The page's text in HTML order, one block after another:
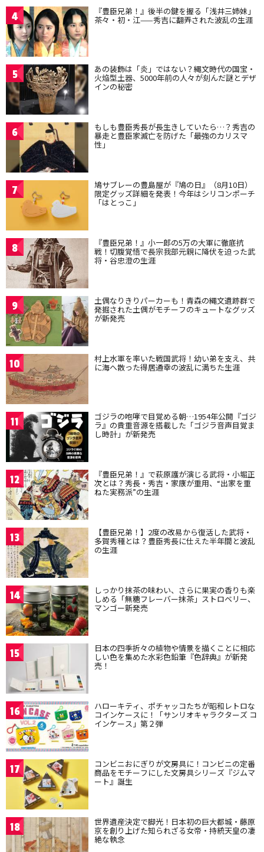
4 『豊臣兄弟！』後半の鍵を握る「浅井三姉妹」
茶々・初・江——秀吉に翻弄された波乱の生涯
5 あの装飾は「炎」ではない？縄文時代の国宝・
火焔型土器、5000年前の人々が刻んだ謎とデザ
インの秘密
6 もしも豊臣秀長が長生きしていたら…？秀吉の
暴走と豊臣家滅亡を防げた「最強のカリスマ
性」
7 鳩サブレーの豊島屋が『鳩の日』（8月10日）
限定グッズ詳細を発表！今年はシリコンポーチ
「はとっこ」
8 『豊臣兄弟！』小一郎の5万の大軍に徹底抗
戦！切腹覚悟で長宗我部元親に降伏を迫った武
将・谷忠澄の生涯
9 土偶なりきりパーカーも！青森の縄文遺跡群で
発掘された土偶がモチーフのキュートなグッズ
が新発売
10 村上水軍を率いた戦国武将！幼い弟を支え、共
に海へ散った得居通幸の波乱に満ちた生涯
11 ゴジラの咆哮で目覚める朝…1954年公開『ゴジ
ラ』の貴重音源を搭載した「ゴジラ音声目覚ま
し時計」が新発売
12 『豊臣兄弟！』で萩原護が演じる武将・小堀正
次とは？秀長・秀吉・家康が重用、“出家を重
ねた実務派”の生涯
13 【豊臣兄弟！】2度の改易から復活した武将・
多賀秀種とは？豊臣秀長に仕えた半年間と波乱
の生涯
14 しっかり抹茶の味わい、さらに果実の香りも楽
しめる「無糖フレーバー抹茶」ストロベリー、
マンゴー新発売
15 日本の四季折々の植物や情景を描くことに相応
しい色を集めた水彩色鉛筆『色辞典』が新発
売！
16 ハローキティ、ポチャッコたちが昭和レトロな
コインケースに！「サンリオキャラクターズ コ
インケース」第２弾
17 コンビニおにぎりが文房具に！コンビニの定番
商品をモチーフにした文房具シリーズ『ジムマ
ート』誕生
18 世界遺産決定で脚光！日本初の巨大都城・藤原
京を創り上げた知られざる女帝・持統天皇の凄
絶な執念